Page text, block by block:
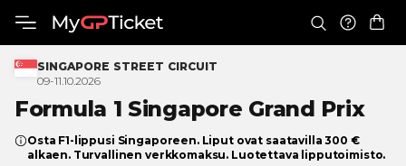
SINGAPORE STREET CIRCUIT
09-11.10.2026
Formula 1 Singapore Grand Prix
Osta F1-lippusi Singaporeen. Liput ovat saatavilla 300 €
alkaen. Turvallinen verkkomaksu. Luotettava lipputoimisto.